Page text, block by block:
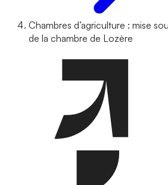
Chambres d’agriculture : mise
de la chambre de Lozère